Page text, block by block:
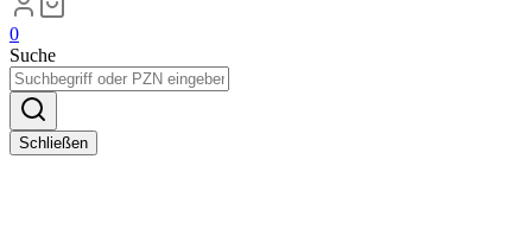
0
Suche
Schließen